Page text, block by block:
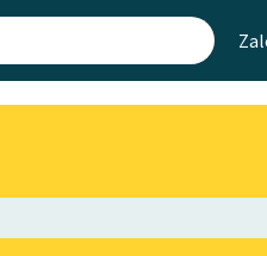
Horn” do
Mapa Wolnych
Leśmianator